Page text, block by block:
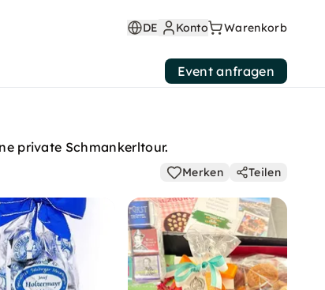
DE Konto Warenkorb
Event anfragen
private Schmankerltour.
Merken Teilen